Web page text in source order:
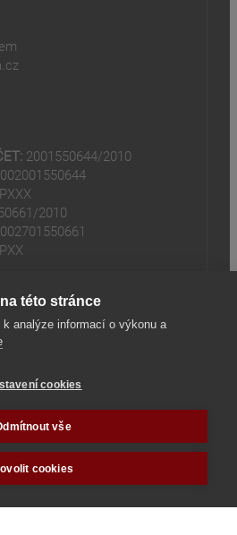
2001550644/2010
2010
odkazů
této stránce
analýze informací o výkonu a
cookies
vše
cookies